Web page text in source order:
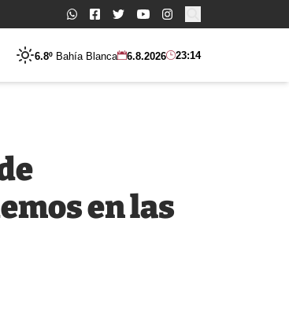
Buscar:
6.8º Bahía Blanca 6.8.2026 23:14
en las